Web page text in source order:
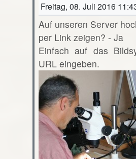
Freitag, 08. Juli 2016
Auf unseren Server
per Link zeigen? - Ja
Einfach auf das
URL eingeben.